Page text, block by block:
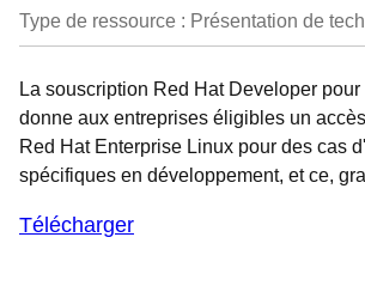
Type de ressource : Présentation de
La souscription Red Hat Developer
donne aux entreprises éligibles un
Red Hat Enterprise Linux pour des cas
spécifiques en développement, et ce,
Télécharger